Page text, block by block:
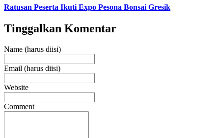
Ratusan Peserta Ikuti Expo Pesona Bonsai Gresik
Tinggalkan Komentar
Name (harus diisi)
Email (harus diisi)
Website
Comment